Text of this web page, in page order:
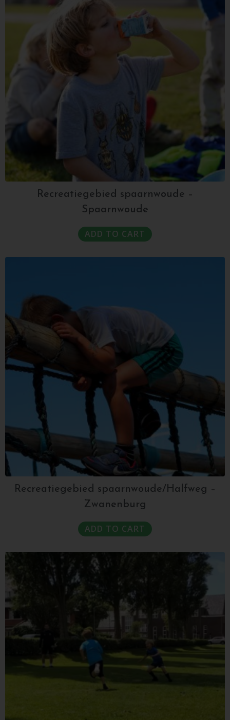
Recreatiegebied spaarnwoude –
Spaarnwoude
ADD TO CART
Recreatiegebied spaarnwoude/Halfweg –
Zwanenburg
ADD TO CART